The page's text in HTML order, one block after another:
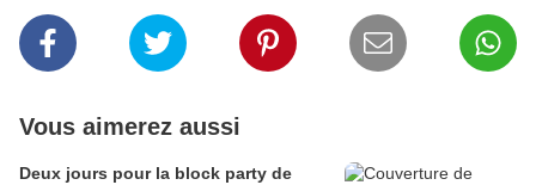
Vous aimerez aussi
Deux jours pour la block party de